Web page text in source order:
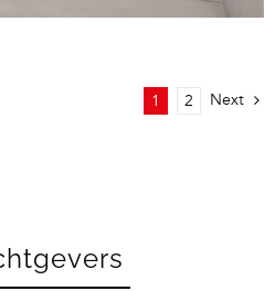
1 2 Next